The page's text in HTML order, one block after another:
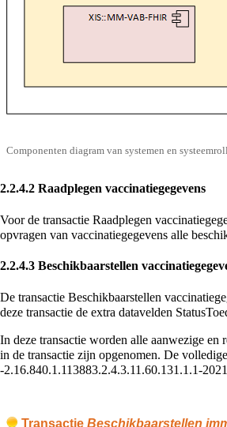
Componenten diagram van systemen en
2.2.4.2 Raadplegen vaccinatiegegevens
Voor de transactie Raadplegen
opvragen van vaccinatiegegevens alle
2.2.4.3 Beschikbaarstellen
De transactie Beschikbaarstellen
deze transactie de extra datavelden
In deze transactie worden alle aanwezige en
in de transactie zijn opgenomen. De